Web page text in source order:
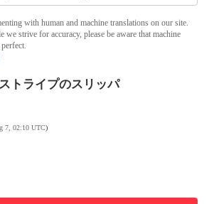
with human and machine translations on our site.
strive for accuracy, please be aware that machine
トライプのスリッパ
7, 02:10 UTC)